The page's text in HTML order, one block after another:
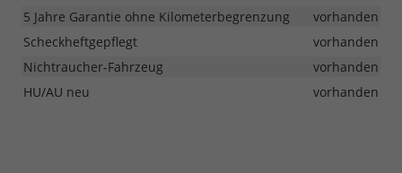
5 Jahre Garantie ohne Kilometerbegrenzung
vorhanden
Scheckheftgepflegt
vorhanden
Nichtraucher-Fahrzeug
vorhanden
HU/AU neu
vorhanden